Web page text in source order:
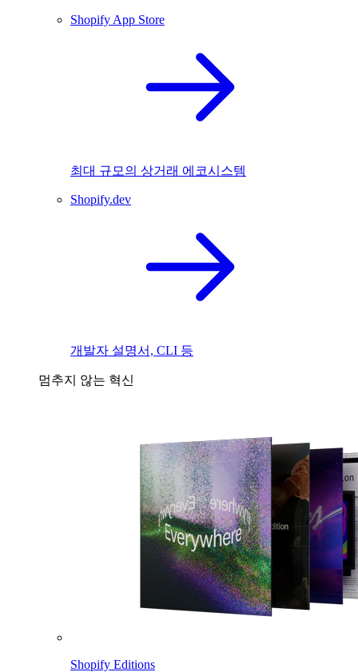
Shopify App Store
최대 규모의 상거래 에코시스템
Shopify.dev
개발자 설명서, CLI 등
멈추지 않는 혁신
Shopify Editions